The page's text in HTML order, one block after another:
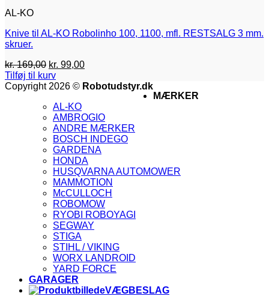
AL-KO
Knive til AL-KO Robolinho 100, 1100, mfl. RESTSALG 3 mm.
skruer.
kr.169,00 Den
oprindelige
pris
kr. 169,00.
kr. 99,00Den
pris
Tilføj til kurv
Copyright 2026 © Robotudstyr.dk
MÆRKER
AL-KO
AMBROGIO
ANDRE MÆRKER
BOSCH INDEGO
GARDENA
HONDA
HUSQVARNA AUTOMOWER
MAMMOTION
McCULLOCH
ROBOMOW
RYOBI ROBOYAGI
SEGWAY
STIGA
STIHL / VIKING
WORX LANDROID
YARD FORCE
GARAGER
VÆGBESLAG